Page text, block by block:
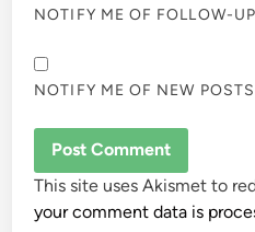
NOTIFY ME OF FOLLOW-
NOTIFY ME OF NEW
This site uses Akismet to
your comment data is